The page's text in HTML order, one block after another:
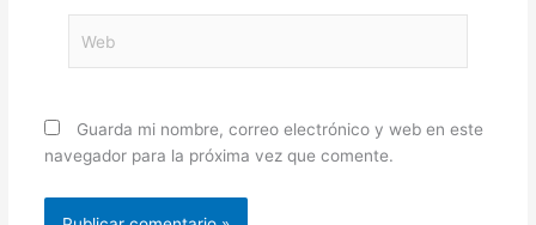
Guarda mi nombre, correo electrónico y web en este
navegador para la próxima vez que comente.